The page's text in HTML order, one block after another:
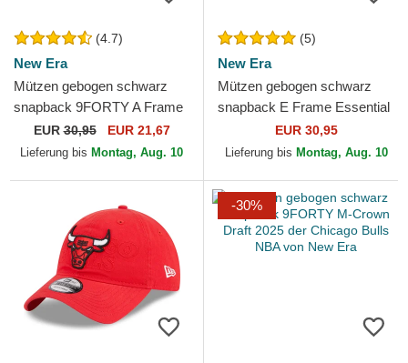
(4.7)
New Era
Mützen gebogen schwarz
snapback 9FORTY A Frame
Tonal der Chicago Bulls NBA
von New Era
EUR30,95 EUR 21,67
Lieferung bis Montag, Aug. 10
(5)
New Era
Mützen gebogen schwarz
snapback E Frame Essential
der Chicago Bulls NBA von
New Era
EUR 30,95
Lieferung bis Montag, Aug. 10
-30%